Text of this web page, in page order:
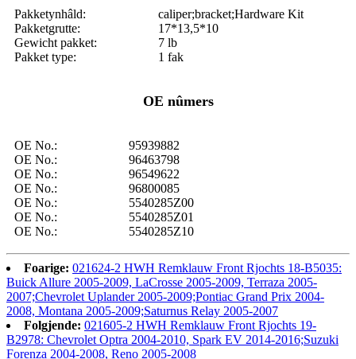
Pakketynhâld:
caliper;bracket;Hardware Kit
Pakketgrutte:
17*13,5*10
Gewicht pakket:
7 lb
Pakket type:
1 fak
OE nûmers
OE No.:
95939882
OE No.:
96463798
OE No.:
96549622
OE No.:
96800085
OE No.:
5540285Z00
OE No.:
5540285Z01
OE No.:
5540285Z10
Foarige: 021624-2 HWH Remklauw Front Rjochts 18-B5035:
Buick Allure 2005-2009, LaCrosse 2005-2009, Terraza 2005-
2007;Chevrolet Uplander 2005-2009;Pontiac Grand Prix 2004-
2008, Montana 2005-2009;Saturnus Relay 2005-2007
Folgjende: 021605-2 HWH Remklauw Front Rjochts 19-
B2978: Chevrolet Optra 2004-2010, Spark EV 2014-2016;Suzuki
Forenza 2004-2008, Reno 2005-2008